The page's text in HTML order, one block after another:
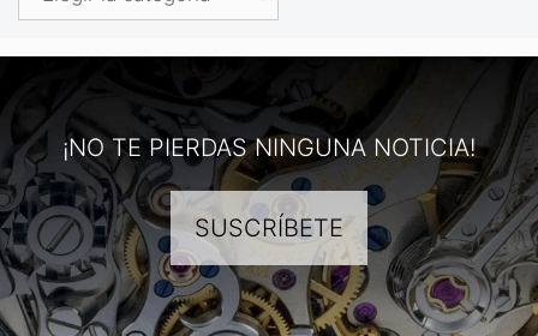
¡NO TE PIERDAS NINGUNA NOTICIA!
SUSCRÍBETE